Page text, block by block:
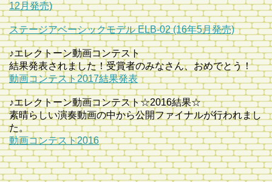
12月発売)
ステージアベーシックモデル ELB-02 (16年5月発売)
♪エレクトーン動画コンテスト
結果発表されました！受賞者のみなさん、おめでとう！
動画コンテスト2017結果発表
♪エレクトーン動画コンテスト☆2016結果☆
素晴らしい演奏動画の中から公開ファイナルが行われまし
た。
動画コンテスト2016